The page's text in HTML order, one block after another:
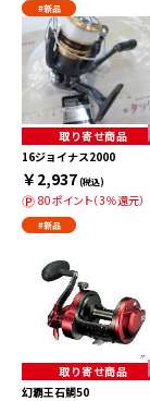
#新品
取り寄せ商品
16ジョイナス2000
￥2,937(税込)
80ポイント（3％還元）
#新品
取り寄せ商品
幻覇王石鯛50